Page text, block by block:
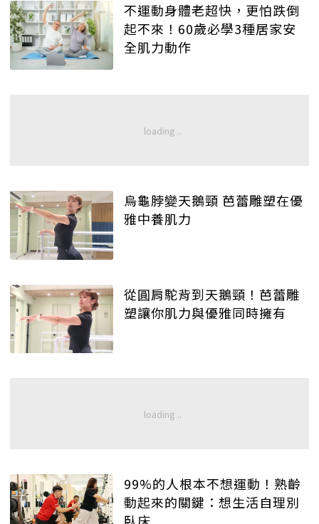
不運動身體老超快，更怕跌倒
起不來！60歲必學3種居家安
全肌力動作
烏龜脖變天鵝頸 芭蕾雕塑在優
雅中養肌力
從圓肩駝背到天鵝頸！芭蕾雕
塑讓你肌力與優雅同時擁有
99%的人根本不想運動！熟齡
動起來的關鍵：想生活自理別